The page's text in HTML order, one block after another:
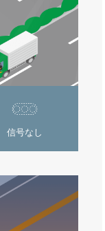
信号なし